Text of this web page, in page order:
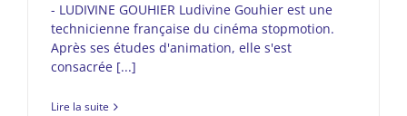
- LUDIVINE GOUHIER Ludivine Gouhier est une
technicienne française du cinéma stopmotion.
Après ses études d'animation, elle s'est
consacrée [...]
Lire la suite